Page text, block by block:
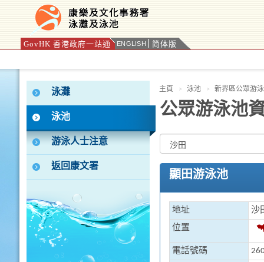
GovHK 香港政府一站通 ENGLISH 简体版
按“Tab”進入菜單
泳灘
泳池
游泳人士注意
返回康文署
主頁 泳池 新界區公眾游
公眾游泳池
顯田游泳池
地址
沙
位置
電話號碼